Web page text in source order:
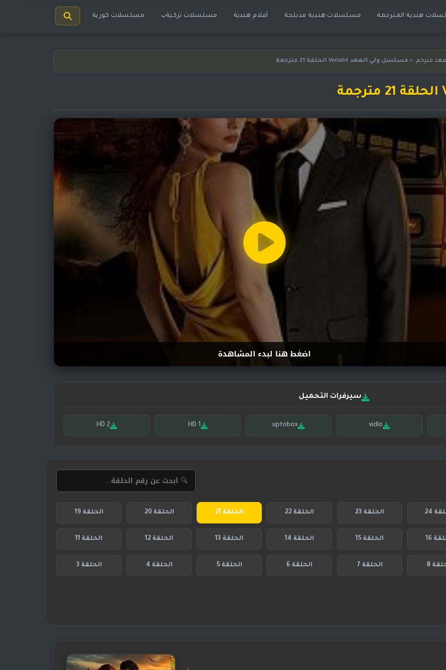
هندية المترجمة مسلسلات هندية مدبلجة أفلام هندية مسلسلات تركية مسلسلات كورية
مترجم » مسلسل ولي العهد Veliaht الحلقة 21 مترجمة
اضغط هنا لبدء المشاهدة
سيرفرات التحميل
vidlo
uptobox
HD 1
HD 2
24 الحلقة 23 الحلقة 22 الحلقة 21 الحلقة 20 الحلقة 19
16 الحلقة 15 الحلقة 14 الحلقة 13 الحلقة 12 الحلقة 11
8 الحلقة 7 الحلقة 6 الحلقة 5 الحلقة 4 الحلقة 3